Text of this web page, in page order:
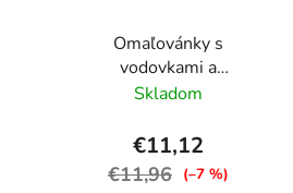
Omaľovánky s
vodovkami a
samolepkami Jim
Skladom
€11,12
€11,96 (–7 %)